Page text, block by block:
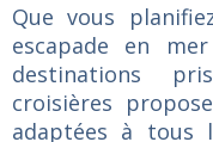
Que vous
escapade en
destinations
croisières
adaptées à tous